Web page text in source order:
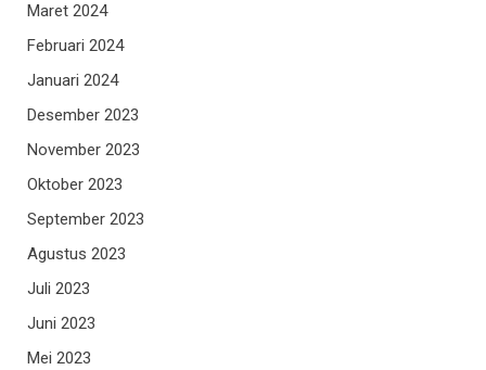
Maret 2024
Februari 2024
Januari 2024
Desember 2023
November 2023
Oktober 2023
September 2023
Agustus 2023
Juli 2023
Juni 2023
Mei 2023